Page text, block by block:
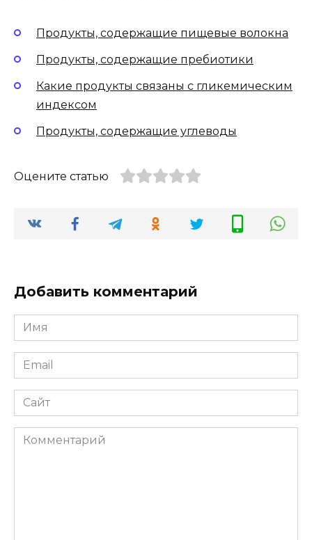
Продукты, содержащие пищевые волокна
Продукты, содержащие пребиотики
Какие продукты связаны с гликемическим
индексом
Продукты, содержащие углеводы
Оцените статью
Добавить комментарий
Имя
Email
Сайт
Комментарий